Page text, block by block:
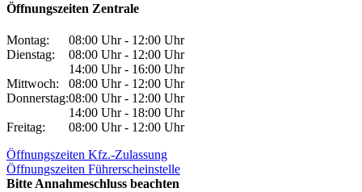
Öffnungszeiten Zentrale
Montag:
08:00 Uhr - 12:00 Uhr
Dienstag:
08:00 Uhr - 12:00 Uhr
14:00 Uhr - 16:00 Uhr
Mittwoch:
08:00 Uhr - 12:00 Uhr
Donnerstag:08:00 Uhr - 12:00 Uhr
14:00 Uhr - 18:00 Uhr
Freitag:
08:00 Uhr - 12:00 Uhr
Öffnungszeiten Kfz.-Zulassung
Öffnungszeiten Führerscheinstelle
Bitte Annahmeschluss beachten